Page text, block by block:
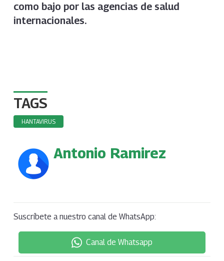
como bajo por las agencias de salud
internacionales.
TAGS
HANTAVIRUS
Antonio Ramirez
Suscríbete a nuestro canal de WhatsApp:
Canal de Whatsapp